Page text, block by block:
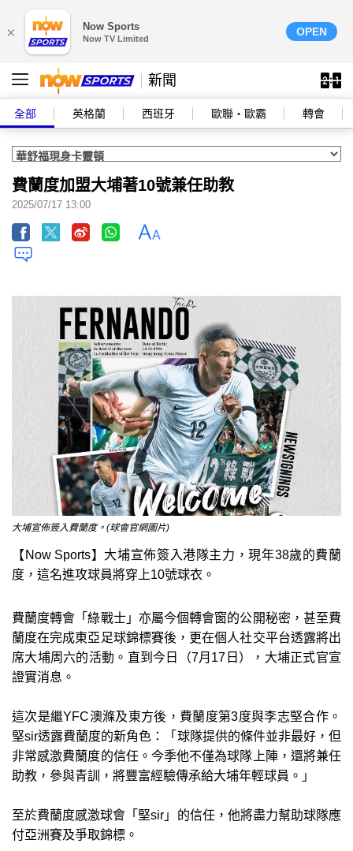
× Now Sports
Now TV Limited
OPEN
新聞
全部 英格蘭 西班牙 歐聯‧歐霸 轉會
費蘭度加盟大埔著10號兼任助教
2025/07/17 13:00
大埔宣佈簽入費蘭度。(球會官網圖片)
【Now Sports】大埔宣佈簽入港隊主力，現年38歲的費蘭
度，這名進攻球員將穿上10號球衣。
費蘭度轉會「綠戰士」亦屬今個轉會窗的公開秘密，甚至費
蘭度在完成東亞足球錦標賽後，更在個人社交平台透露將出
席大埔周六的活動。直到今日（7月17日），大埔正式官宣
證實消息。
這次是繼YFC澳滌及東方後，費蘭度第3度與李志堅合作。
堅sir透露費蘭度的新角色：「球隊提供的條件並非最好，但
非常感激費蘭度的信任。今季他不僅為球隊上陣，還將兼任
助教，參與青訓，將豐富經驗傳承給大埔年輕球員。」
至於費蘭度感激球會「堅sir」的信任，他將盡力幫助球隊應
付亞洲賽及爭取錦標。